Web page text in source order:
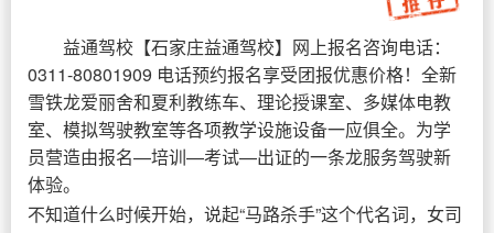
益通驾校 【石家庄益通驾校】网上报名咨询电话：
0311-80801909 电话预约报名享受团报优惠价格！全新
雪铁龙爱丽舍和夏利教练车、理论授课室、多媒体电教
室、模拟驾驶教室等各项教学设施设备一应俱全。为学
员营造由报名—培训—考试—出证的一条龙服务驾驶新
体验。
不知道什么时候开始，说起“马路杀手”这个代名词，女司